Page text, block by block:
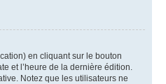
en cliquant sur le bouton
et l’heure de la dernière édition.
Notez que les utilisateurs ne